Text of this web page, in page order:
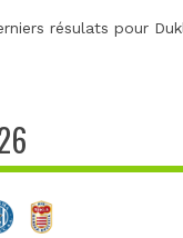
résulats pour